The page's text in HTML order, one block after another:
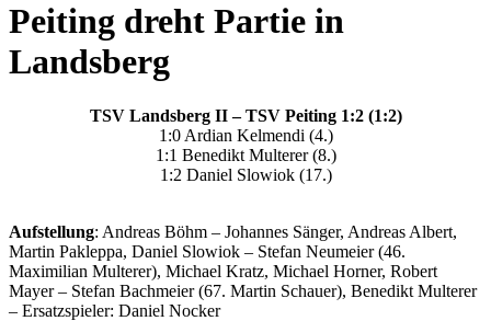
Peiting dreht Partie in
Landsberg
TSV Landsberg II – TSV Peiting 1:2 (1:2)
1:0 Ardian Kelmendi (4.)
1:1 Benedikt Multerer (8.)
1:2 Daniel Slowiok (17.)
Aufstellung: Andreas Böhm – Johannes Sänger, Andreas Albert,
Martin Pakleppa, Daniel Slowiok – Stefan Neumeier (46.
Maximilian Multerer), Michael Kratz, Michael Horner, Robert
Mayer – Stefan Bachmeier (67. Martin Schauer), Benedikt Multerer
– Ersatzspieler: Daniel Nocker